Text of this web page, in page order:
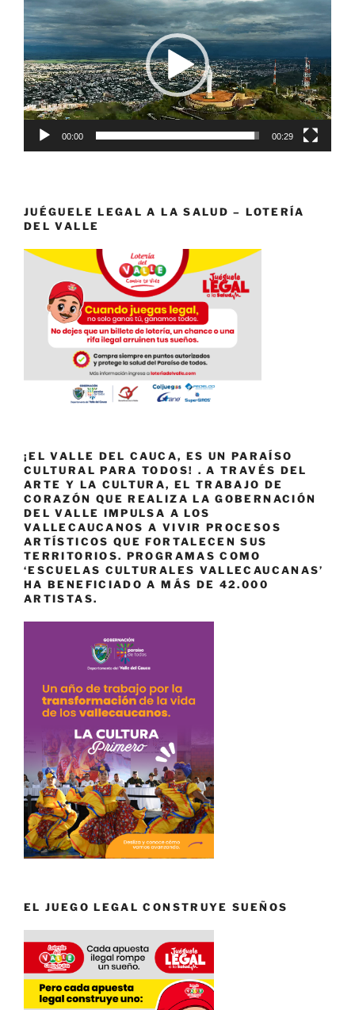
de
vídeo
00:00 00:29
JUÉGUELE LEGAL A LA SALUD – LOTERÍA
DEL VALLE
¡EL VALLE DEL CAUCA, ES UN PARAÍSO
CULTURAL PARA TODOS! . A TRAVÉS DEL
ARTE Y LA CULTURA, EL TRABAJO DE
CORAZÓN QUE REALIZA LA GOBERNACIÓN
DEL VALLE IMPULSA A LOS
VALLECAUCANOS A VIVIR PROCESOS
ARTÍSTICOS QUE FORTALECEN SUS
TERRITORIOS. PROGRAMAS COMO
‘ESCUELAS CULTURALES VALLECAUCANAS’
HA BENEFICIADO A MÁS DE 42.000
ARTISTAS.
EL JUEGO LEGAL CONSTRUYE SUEÑOS